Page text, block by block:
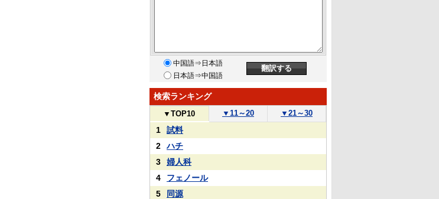
中国語⇒日本語
日本語⇒中国語
検索ランキング
▼ TOP10 ▼ 11～20 ▼ 21～30
1
試料
2
ハチ
3
婦人科
4
フェノール
5
同源